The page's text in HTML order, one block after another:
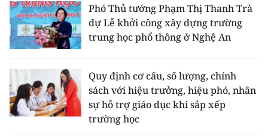
Phó Thủ tướng Phạm Thị Thanh Trà
dự Lễ khởi công xây dựng trường
trung học phổ thông ở Nghệ An
Quy định cơ cấu, số lượng, chính
sách với hiệu trưởng, hiệu phó, nhân
sự hỗ trợ giáo dục khi sắp xếp
trường học